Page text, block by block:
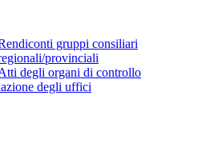
gruppi consiliari
provinciali
degli organi di controllo
degli uffici